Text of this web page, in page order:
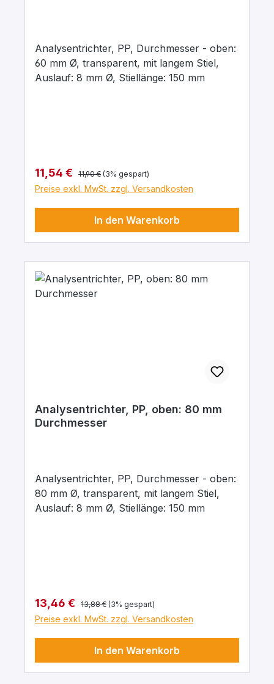
Analysentrichter, PP, Durchmesser - oben:
60 mm Ø, transparent, mit langem Stiel,
Auslauf: 8 mm Ø, Stiellänge: 150 mm
Verkaufspreis:
11,54 € Regulärer Preis:
11,90 € (3% gespart)
Preise exkl. MwSt. zzgl. Versandkosten
In den Warenkorb
Analysentrichter, PP, oben: 80 mm
Durchmesser
Analysentrichter, PP, Durchmesser - oben:
80 mm Ø, transparent, mit langem Stiel,
Auslauf: 8 mm Ø, Stiellänge: 150 mm
Verkaufspreis:
13,46 € Regulärer Preis:
13,88 € (3% gespart)
Preise exkl. MwSt. zzgl. Versandkosten
In den Warenkorb